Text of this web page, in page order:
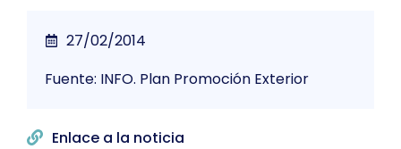
27/02/2014
Fuente: INFO. Plan Promoción Exterior
Enlace a la noticia